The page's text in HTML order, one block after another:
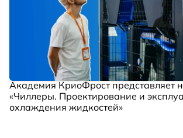
Академия КриоФрост представляет
«Чиллеры. Проектирование и
охлаждения жидкостей»